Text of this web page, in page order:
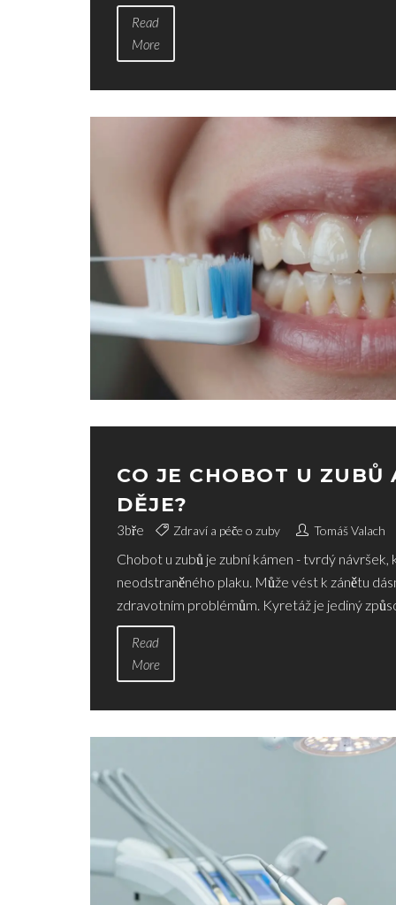
Read
More
CO JE CHOBOT U ZUBŮ
DĚJE?
3bře Zdraví a péče o zuby Tomáš Valach
Chobot u zubů je zubní kámen - tvrdý návršek,
neodstraněného plaku. Může vést k zánětu
zdravotním problémům. Kyretáž je jediný
Read
More